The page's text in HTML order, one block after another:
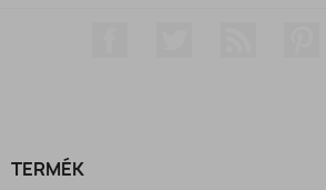
TERMÉK